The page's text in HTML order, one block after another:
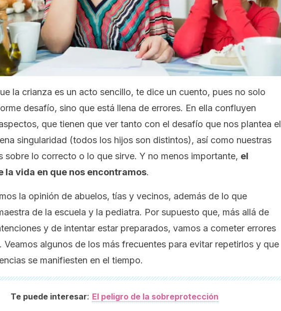
la crianza es un acto sencillo, te dice un cuento, pues no solo
desafío, sino que está llena de errores. En ella confluyen
que tienen que ver tanto con el desafío que nos plantea el
singularidad (todos los hijos son distintos), así como nuestras
sobre lo correcto o lo que sirve. Y no menos importante, el
la vida en que nos encontramos.
la opinión de abuelos, tías y vecinos, además de lo que
de la escuela y la pediatra. Por supuesto que, más allá de
y de intentar estar preparados, vamos a cometer errores
Veamos algunos de los más frecuentes para evitar repetirlos y que
se manifiesten en el tiempo.
Te puede interesar: El peligro de la sobreprotección